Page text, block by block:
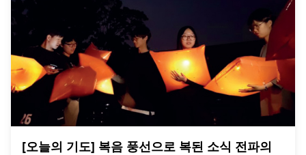
[오늘의 기도] 복음 풍선으로 복된 소식 전파의